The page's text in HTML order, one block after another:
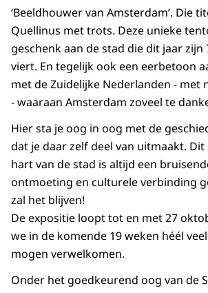
‘Beeldhouwer van Amsterdam’. Die
Quellinus met trots. Deze unieke
geschenk aan de stad die dit jaar zijn
viert. En tegelijk ook een eerbetoon
met de Zuidelijke Nederlanden - met
- waaraan Amsterdam zoveel te
Hier sta je oog in oog met de
dat je daar zelf deel van uitmaakt.
hart van de stad is altijd een
ontmoeting en culturele verbinding
zal het blijven!
De expositie loopt tot en met 27
we in de komende 19 weken héél
mogen verwelkomen.
Onder het goedkeurend oog van de